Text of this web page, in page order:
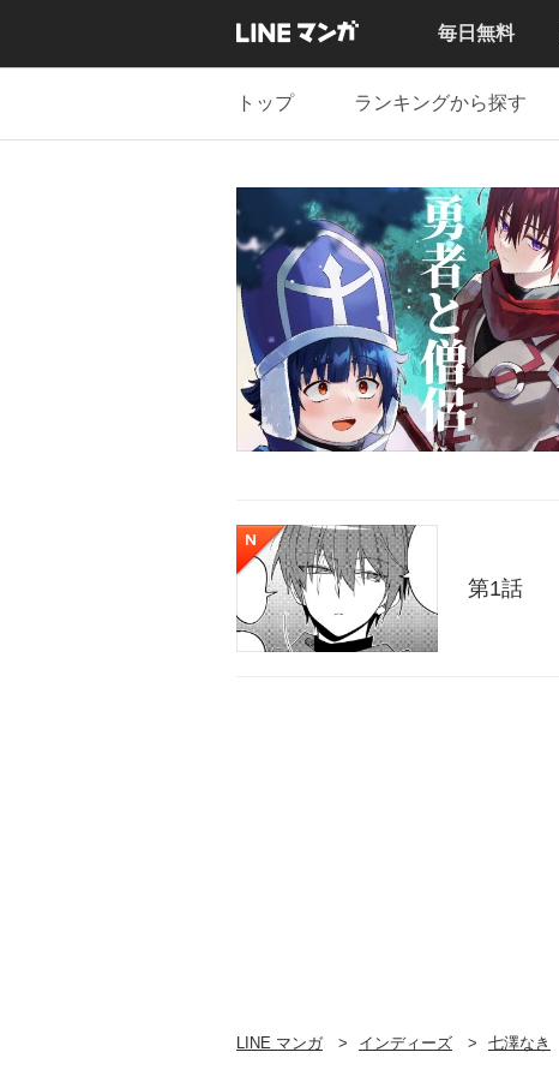
毎日無料
トップ ランキングから探す
第1話
LINE マンガ インディーズ 七澤なき